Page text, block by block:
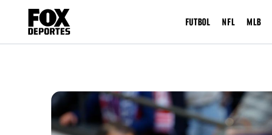
FUTBOL NFL MLB